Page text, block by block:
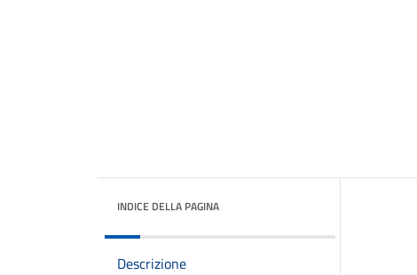
INDICE DELLA PAGINA
Descrizione